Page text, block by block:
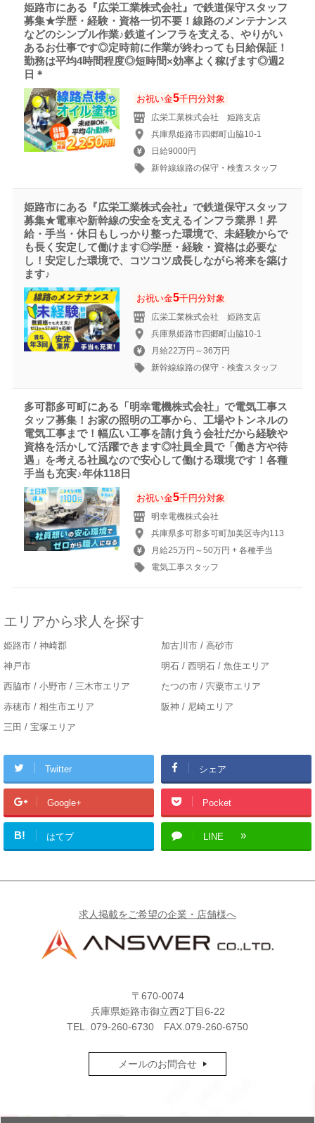
姫路市にある『広栄工業株式会社』で鉄道保守スタッフ
募集★学歴・経験・資格一切不要！線路のメンテナンス
などのシンプル作業♪鉄道インフラを支える、やりがい
あるお仕事です◎定時前に作業が終わっても日給保証！
勤務は平均4時間程度◎短時間×効率よく稼げます◎週2
日＊
お祝い金5千円分対象
広栄工業株式会社 姫路支店
兵庫県姫路市四郷町山脇10-1
日給9000円
新幹線線路の保守・検査スタッフ
姫路市にある『広栄工業株式会社』で鉄道保守スタッフ
募集★電車や新幹線の安全を支えるインフラ業界！昇
給・手当・休日もしっかり整った環境で、未経験からで
も長く安定して働けます◎学歴・経験・資格は必要な
し！安定した環境で、コツコツ成長しながら将来を築け
ます♪
お祝い金5千円分対象
広栄工業株式会社 姫路支店
兵庫県姫路市四郷町山脇10-1
月給22万円～36万円
新幹線線路の保守・検査スタッフ
多可郡多可町にある「明幸電機株式会社」で電気工事ス
タッフ募集！お家の照明の工事から、工場やトンネルの
電気工事まで！幅広い工事を請け負う会社だから経験や
資格を活かして活躍できます◎社員全員で「働き方や待
遇」を考える社風なので安心して働ける環境です！各種
手当も充実♪年休118日
お祝い金5千円分対象
明幸電機株式会社
兵庫県多可郡多可町加美区寺内113
月給25万円～50万円 + 各種手当
電気工事スタッフ
エリアから求人を探す
姫路市 / 神崎郡
加古川市 / 高砂市
神戸市
明石 / 西明石 / 魚住エリア
西脇市 / 小野市 / 三木市エリア
たつの市 / 宍粟市エリア
赤穂市 / 相生市エリア
阪神 / 尼崎エリア
三田 / 宝塚エリア
Twitter シェア
Google+ Pocket
B! はてブ LINE
求人掲載をご希望の企業・店舗様へ
〒670-0074
兵庫県姫路市御立西2丁目6-22
TEL. 079-260-6730 FAX.079-260-6750
メールのお問合せ